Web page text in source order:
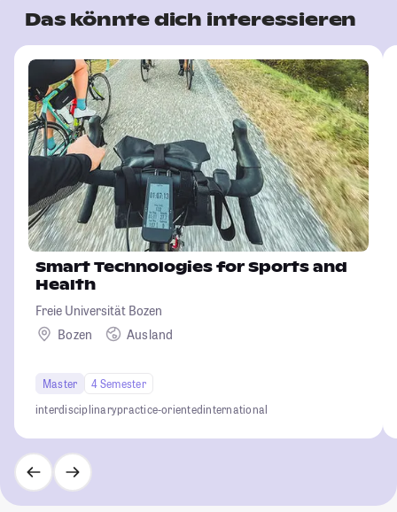
Das könnte dich interessieren
Smart Technologies for Sports and
Health
Freie Universität Bozen
Bozen
Ausland
Master
4 Semester
interdisciplinarypractice-orientedinternational